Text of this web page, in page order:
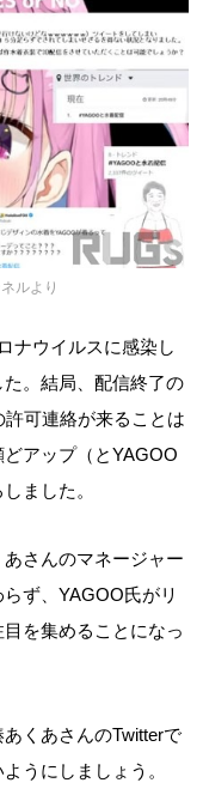
ルより
ナウイルスに感染し
。結局、配信終了の
可連絡が来ることは
アップ（とYAGOO
ました。
さんのマネージャー
ず、YAGOO氏がリ
を集めることになっ
くあさんのTwitterで
うにしましょう。